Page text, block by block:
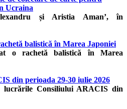
Ucraina
și Aristia Aman’, în
balistică în Marea Japoniei
o rachetă balistică în Marea
din perioada 29-30 iulie 2026
Consiliului ARACIS din